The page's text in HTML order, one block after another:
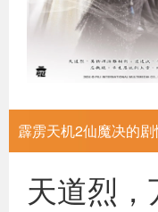
霹雳天机2仙魔决的
天道烈